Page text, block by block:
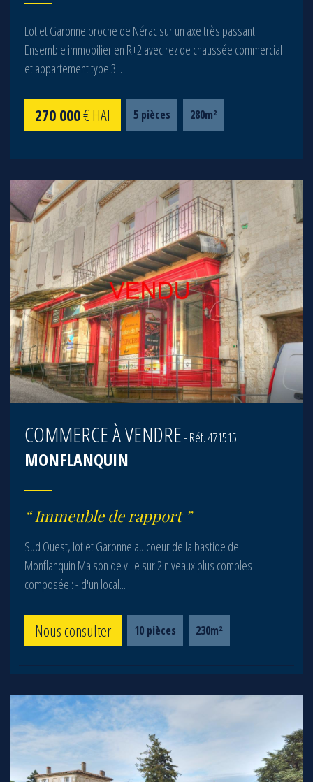
Lot et Garonne proche de Nérac sur un axe très passant.
Ensemble immobilier en R+2 avec rez de chaussée commercial
et appartement type 3...
270 000€ HAI 5 pièces 280m²
COMMERCE À VENDRE- Réf. 471515
MONFLANQUIN
Immeuble de rapport
Sud Ouest, lot et Garonne au coeur de la bastide de
Monflanquin Maison de ville sur 2 niveaux plus combles
composée : - d'un local...
Nous consulter 10 pièces 230m²